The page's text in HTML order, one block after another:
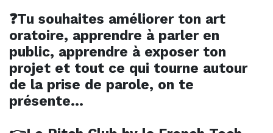
❓Tu souhaites améliorer ton art
oratoire, apprendre à parler en
public, apprendre à exposer ton
projet et tout ce qui tourne autour
de la prise de parole, on te
présente…